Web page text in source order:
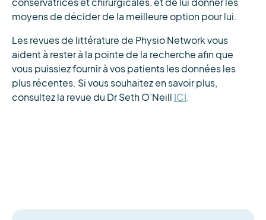
conservatrices et chirurgicales, et de lui donner les
moyens de décider de la meilleure option pour lui.
Les revues de littérature de Physio Network vous
aident à rester à la pointe de la recherche afin que
vous puissiez fournir à vos patients les données les
plus récentes. Si vous souhaitez en savoir plus,
consultez la revue du Dr Seth O’Neill ICI.